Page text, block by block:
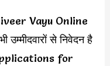
Vayu Online
से निवेदन है
for